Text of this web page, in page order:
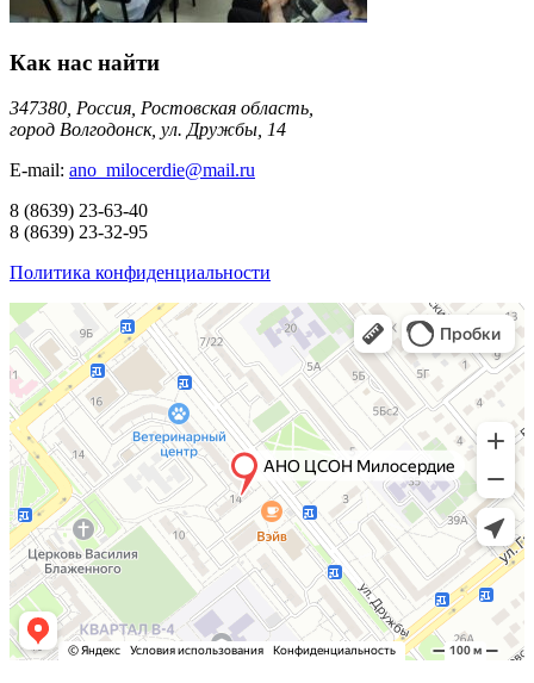
Как нас найти
347380, Россия, Ростовская область,
город Волгодонск, ул. Дружбы, 14
E-mail: ano_milocerdie@mail.ru
8 (8639) 23-63-40
8 (8639) 23-32-95
Политика конфиденциальности